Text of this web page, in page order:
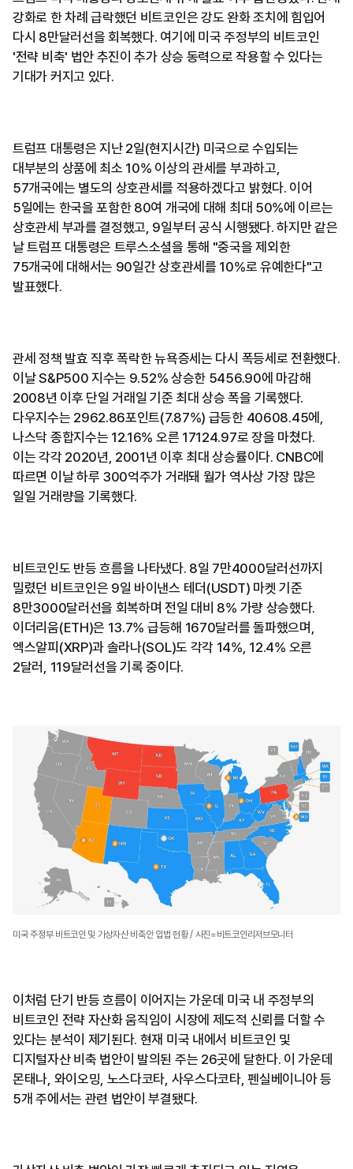
강화로 한 차례 급락했던 비트코인은 강도 완화 조치에 힘입어
다시 8만달러선을 회복했다. 여기에 미국 주정부의 비트코인
'전략 비축' 법안 추진이 추가 상승 동력으로 작용할 수 있다는
기대가 커지고 있다.
트럼프 대통령은 지난 2일(현지시간) 미국으로 수입되는
대부분의 상품에 최소 10% 이상의 관세를 부과하고,
57개국에는 별도의 상호관세를 적용하겠다고 밝혔다. 이어
5일에는 한국을 포함한 80여 개국에 대해 최대 50%에 이르는
상호관세 부과를 결정했고, 9일부터 공식 시행됐다. 하지만 같은
날 트럼프 대통령은 트루스소셜을 통해 "중국을 제외한
75개국에 대해서는 90일간 상호관세를 10%로 유예한다"고
발표했다.
관세 정책 발효 직후 폭락한 뉴욕증세는 다시 폭등세로 전환했다.
이날 S&P500 지수는 9.52% 상승한 5456.90에 마감해
2008년 이후 단일 거래일 기준 최대 상승 폭을 기록했다.
다우지수는 2962.86포인트(7.87%) 급등한 40608.45에,
나스닥 종합지수는 12.16% 오른 17124.97로 장을 마쳤다.
이는 각각 2020년, 2001년 이후 최대 상승률이다. CNBC에
따르면 이날 하루 300억주가 거래돼 월가 역사상 가장 많은
일일 거래량을 기록했다.
비트코인도 반등 흐름을 나타냈다. 8일 7만4000달러선까지
밀렸던 비트코인은 9일 바이낸스 테더(USDT) 마켓 기준
8만3000달러선을 회복하며 전일 대비 8% 가량 상승했다.
이더리움(ETH)은 13.7% 급등해 1670달러를 돌파했으며,
엑스알피(XRP)과 솔라나(SOL)도 각각 14%, 12.4% 오른
2달러, 119달러선을 기록 중이다.
미국 주정부 비트코인 및 가상자산 비축안 입법 현황 / 사진=비트코인리저브모니터
이처럼 단기 반등 흐름이 이어지는 가운데 미국 내 주정부의
비트코인 전략 자산화 움직임이 시장에 제도적 신뢰를 더할 수
있다는 분석이 제기된다. 현재 미국 내에서 비트코인 및
디지털자산 비축 법안이 발의된 주는 26곳에 달한다. 이 가운데
몬태나, 와이오밍, 노스다코타, 사우스다코타, 펜실베이니아 등
5개 주에서는 관련 법안이 부결됐다.